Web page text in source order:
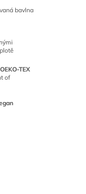
bavlna
OEKO-TEX
of